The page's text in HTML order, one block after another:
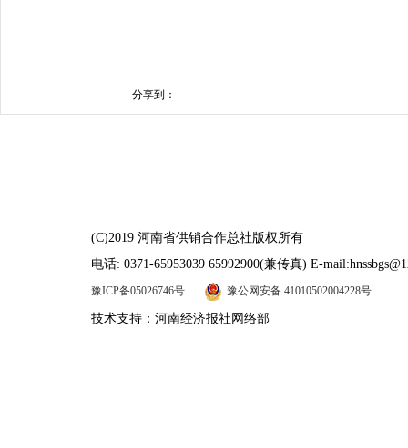
分享到：
(C)2019 河南省供销合作总社版权所有
电话: 0371-65953039 65992900(兼传真) E-
豫ICP备05026746号 豫公网安备 41010502004228号
技术支持：河南经济报社网络部